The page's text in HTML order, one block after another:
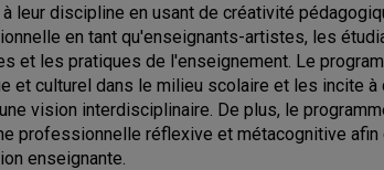
leur discipline en usant de créativité
en tant qu'enseignants-artistes, les
et les pratiques de l'enseignement. Le
et culturel dans le milieu scolaire et les incite
vision interdisciplinaire. De plus, le
professionnelle réflexive et métacognitive
enseignante.